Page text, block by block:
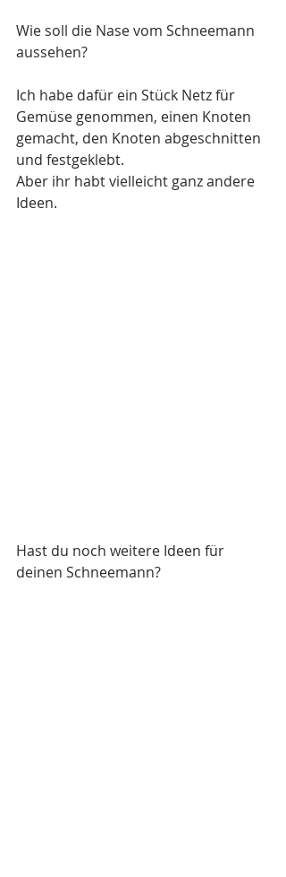
Wie soll die Nase vom Schneemann
aussehen?
Ich habe dafür ein Stück Netz für
Gemüse genommen, einen Knoten
gemacht, den Knoten abgeschnitten
und festgeklebt.
Aber ihr habt vielleicht ganz andere
Ideen.
Hast du noch weitere Ideen für
deinen Schneemann?